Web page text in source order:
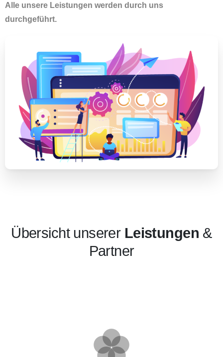
Alle unsere Leistungen werden durch uns
durchgeführt.
Übersicht unserer Leistungen &
Partner